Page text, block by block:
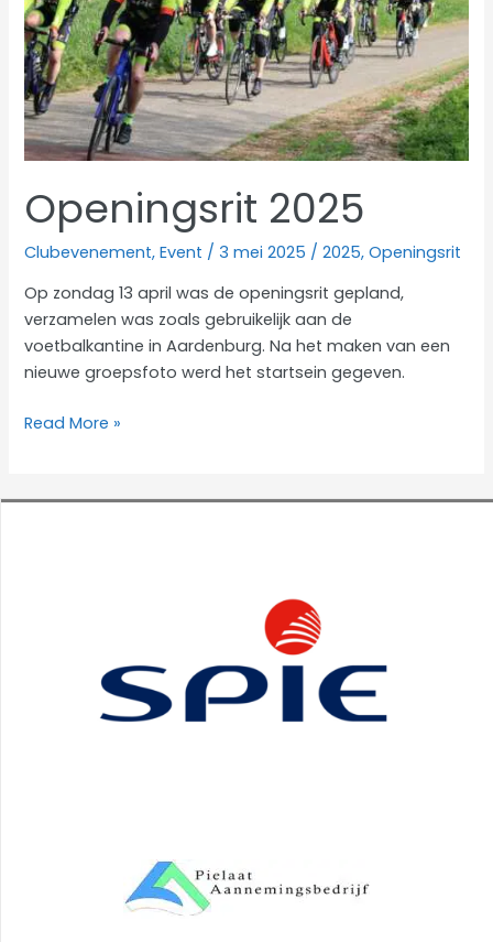
Openingsrit 2025
Clubevenement,Event / 3 mei 2025 /2025,Openingsrit
Op zondag 13 april was de openingsrit gepland,
verzamelen was zoals gebruikelijk aan de
voetbalkantine in Aardenburg. Na het maken van een
nieuwe groepsfoto werd het startsein gegeven.
Openingsrit
Read More »